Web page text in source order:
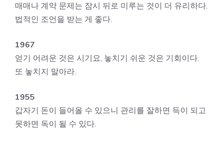
매매나 계약 문제는 잠시 뒤로 미루는 것이 더 유리하다.
법적인 조언을 받는 게 좋다.
1967
얻기 어려운 것은 시기요, 놓치기 쉬운 것은 기회이다.
또 놓치지 말아라.
1955
갑자기 돈이 들어올 수 있으니 관리를 잘하면 득이 되고
못하면 독이 될 수 있다.